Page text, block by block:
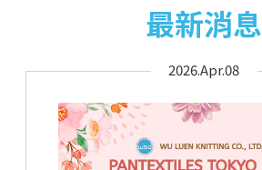
最新消息
2026.Apr.08